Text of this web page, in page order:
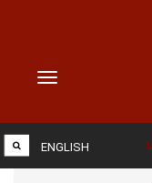
Toggle
ENGLISH